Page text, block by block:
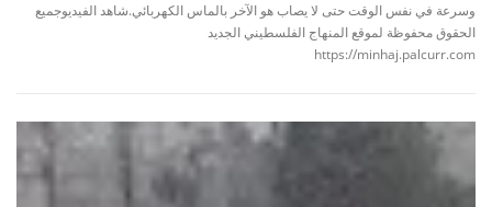
وسرعة في نفس الوقت حتى لا يصاب هو الآخر بالماس الكهربائي.شاهد الفيديوجميع
الحقوق محفوظة لموقع المنهاج الفلسطيني الجديد
https://minhaj.palcurr.com